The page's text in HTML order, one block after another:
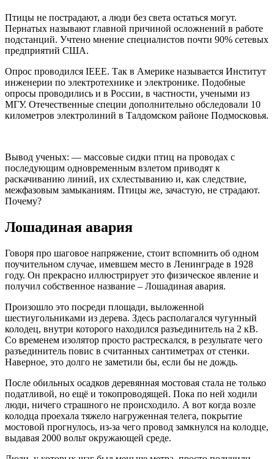
Птицы не пострадают, а люди без света остаться могут.
Пернатых называют главной причиной осложнений в работе
подстанций. Учтено мнение специалистов почти 90% сетевых
предприятий США.
Опрос проводился IEEE. Так в Америке называется Институт
инженерии по электротехнике и электронике. Подобные
опросы проводились и в России, в частности, учеными из
МГУ. Отечественные специи дополнительно обследовали 10
километров электролиний в Талдомском районе Подмосковья.
Вывод ученых: — массовые сидки птиц на проводах с
последующим одновременным взлетом приводят к
раскачиванию линий, их схлестыванию и, как следствие,
межфазовым замыканиям. Птицы же, зачастую, не страдают.
Почему?
Лошадиная авария
Говоря про шаговое напряжение, стоит вспомнить об одном
поучительном случае, имевшем место в Ленинграде в 1928
году. Он прекрасно иллюстрирует это физическое явление и
получил собственное название – Лошадиная авария.
Произошло это посреди площади, выложенной
шестиугольниками из дерева. Здесь располагался чугунный
колодец, внутри которого находился разъединитель на 2 кВ.
Со временем изолятор просто растрескался, в результате чего
разъединитель повис в считанных сантиметрах от стенки.
Наверное, это долго не заметили бы, если бы не дождь.
После обильных осадков деревянная мостовая стала не только
податливой, но ещё и токопроводящей. Пока по ней ходили
люди, ничего страшного не происходило. А вот когда возле
колодца проехала тяжело нагруженная телега, покрытие
мостовой прогнулось, из-за чего провод замкнулся на колодце,
выдавая 2000 вольт окружающей среде.